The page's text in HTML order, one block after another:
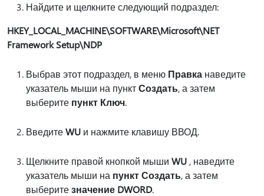
Найдите и щелкните следующий подраздел:
HKEY_LOCAL_MACHINE\SOFTWARE\Microsoft\NET
Framework Setup\NDP
Выбрав этот подраздел, в меню Правка наведите
указатель мыши на пунктСоздать, а затем
выберите пункт Ключ.
ВведитеWU и нажмите клавишу ВВОД.
Щелкните правой кнопкой мыши WU , наведите
указатель мыши на пункт Создать, а затем
выберитезначение DWORD.